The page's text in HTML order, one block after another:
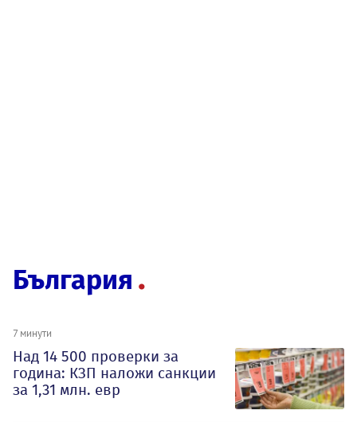
България
7 минути
Над 14 500 проверки за
година: КЗП наложи санкции
за 1,31 млн. евр